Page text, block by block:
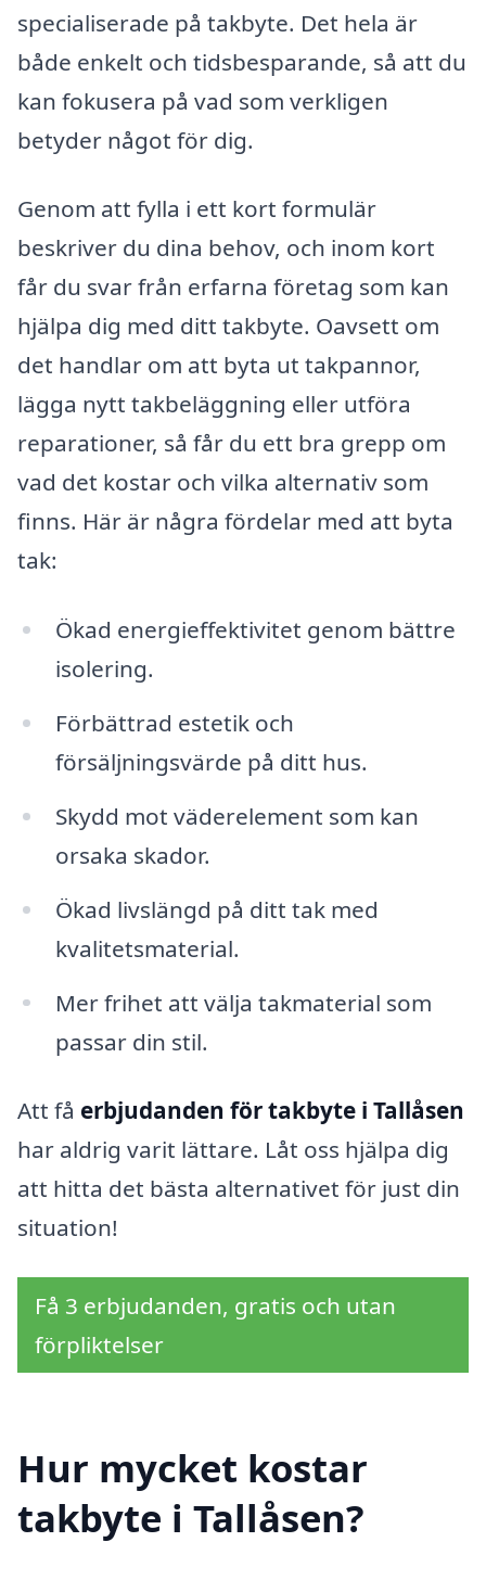
specialiserade på takbyte. Det hela är
både enkelt och tidsbesparande, så att du
kan fokusera på vad som verkligen
betyder något för dig.
Genom att fylla i ett kort formulär
beskriver du dina behov, och inom kort
får du svar från erfarna företag som kan
hjälpa dig med ditt takbyte. Oavsett om
det handlar om att byta ut takpannor,
lägga nytt takbeläggning eller utföra
reparationer, så får du ett bra grepp om
vad det kostar och vilka alternativ som
finns. Här är några fördelar med att byta
tak:
Ökad energieffektivitet genom bättre
isolering.
Förbättrad estetik och
försäljningsvärde på ditt hus.
Skydd mot väderelement som kan
orsaka skador.
Ökad livslängd på ditt tak med
kvalitetsmaterial.
Mer frihet att välja takmaterial som
passar din stil.
Att få erbjudanden för takbyte i Tallåsen
har aldrig varit lättare. Låt oss hjälpa dig
att hitta det bästa alternativet för just din
situation!
Få 3 erbjudanden, gratis och utan
förpliktelser
Hur mycket kostar
takbyte i Tallåsen?